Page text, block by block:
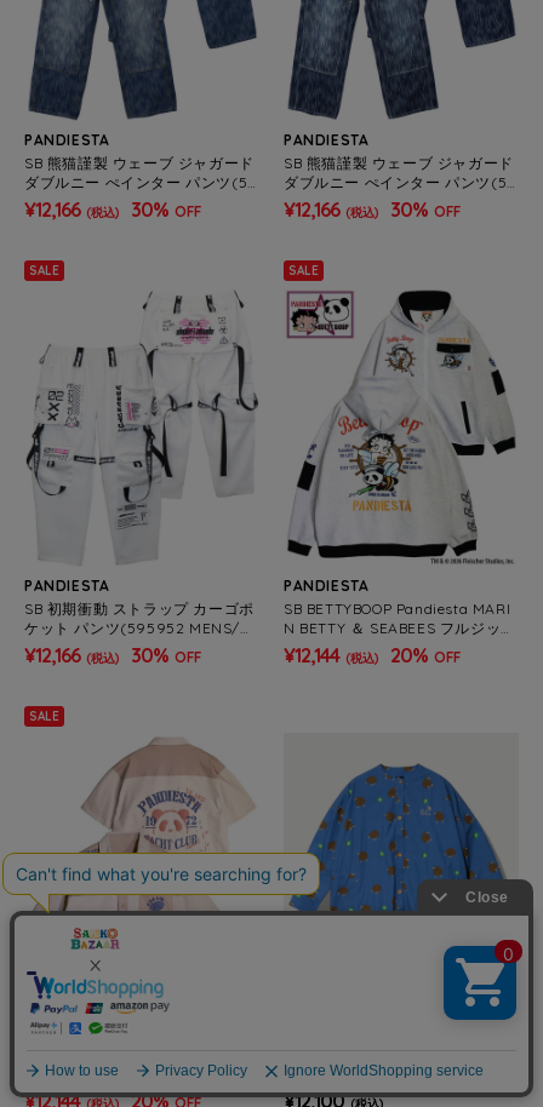
PANDIESTA
SB 熊猫謹製 ウェーブ ジャガード
ダブルニー ぺインター パンツ(59
5651 MENS)
¥12,166 (税込) 30% OFF
PANDIESTA
SB 熊猫謹製 ウェーブ ジャガード
ダブルニー ぺインター パンツ(59
5651 MENS)
¥12,166 (税込) 30% OFF
SALE
PANDIESTA
SB 初期衝動 ストラップ カーゴポ
ケット パンツ(595952 MENS/W
OMENS)
¥12,166 (税込) 30% OFF
SALE
PANDIESTA
SB BETTYBOOP Pandiesta MARI
N BETTY ＆ SEABEES フルジップ
パーカー（516600 MENS/WOME
NS)
¥12,144 (税込) 20% OFF
SALE
PANDIESTA
ラブ ボタンシャツ セットアップ
可能(526950 MENS/WOMENS）
¥12,144 (税込) 20% OFF
ツジャケット (WOMENS)
¥12,100 (税込)